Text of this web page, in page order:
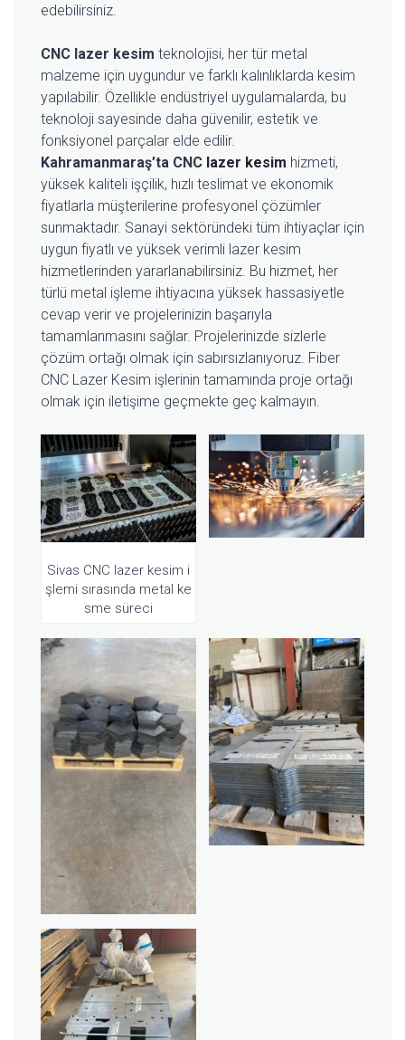
edebilirsiniz.
CNC lazer kesim teknolojisi, her tür metal
malzeme için uygundur ve farklı kalınlıklarda kesim
yapılabilir. Özellikle endüstriyel uygulamalarda, bu
teknoloji sayesinde daha güvenilir, estetik ve
fonksiyonel parçalar elde edilir.
Kahramanmaraş’ta CNC lazer kesim hizmeti,
yüksek kaliteli işçilik, hızlı teslimat ve ekonomik
fiyatlarla müşterilerine profesyonel çözümler
sunmaktadır. Sanayi sektöründeki tüm ihtiyaçlar için
uygun fiyatlı ve yüksek verimli lazer kesim
hizmetlerinden yararlanabilirsiniz. Bu hizmet, her
türlü metal işleme ihtiyacına yüksek hassasiyetle
cevap verir ve projelerinizin başarıyla
tamamlanmasını sağlar. Projelerinizde sizlerle
çözüm ortağı olmak için sabırsızlanıyoruz. Fiber
CNC Lazer Kesim işlerinin tamamında proje ortağı
olmak için iletişime geçmekte geç kalmayın.
Sivas CNC lazer kesim i
şlemi sırasında metal ke
sme süreci